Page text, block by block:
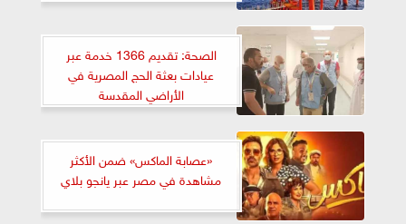
الصحة: تقديم 1366 خدمة عبر
عيادات بعثة الحج المصرية في
الأراضي المقدسة
«عصابة الماكس» ضمن الأكثر
مشاهدة في مصر عبر يانجو بلاي